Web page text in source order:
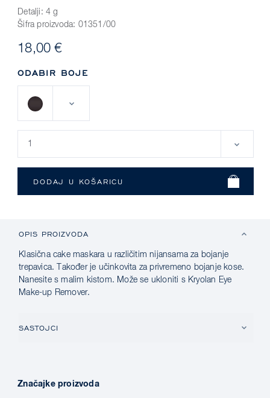
Detalji: 4 g
Šifra proizvoda: 01351/00
18,00 €
ODABIR BOJE
OPIS PROIZVODA
Klasična cake maskara u različitim nijansama za bojanje
trepavica. Također je učinkovita za privremeno bojanje kose.
Nanesite s malim kistom. Može se ukloniti s Kryolan Eye
Make-up Remover.
SASTOJCI
Značajke proizvoda